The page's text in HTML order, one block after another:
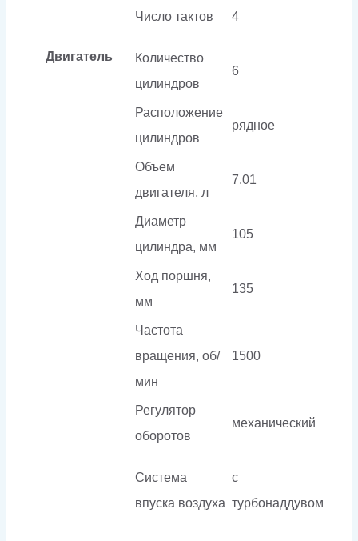
Двигатель
Число тактов 4
Количество
цилиндров
6
Расположение
цилиндров
рядное
Объем
двигателя, л
7.01
Диаметр
цилиндра, мм
105
Ход поршня,
мм
135
Частота
вращения, об/
мин
1500
Регулятор
оборотов
механический
Система
впуска воздуха
с
турбонаддувом